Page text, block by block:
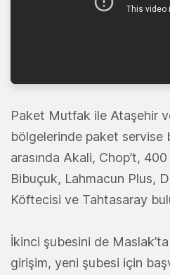
Paket Mutfak ile Ataşehir
bölgelerinde paket servise
arasında Akali, Chop’t,
Bibuçuk, Lahmacun Plus,
Köftecisi ve Tahtasaray
İkinci şubesini de
girişim, yeni şubesi için